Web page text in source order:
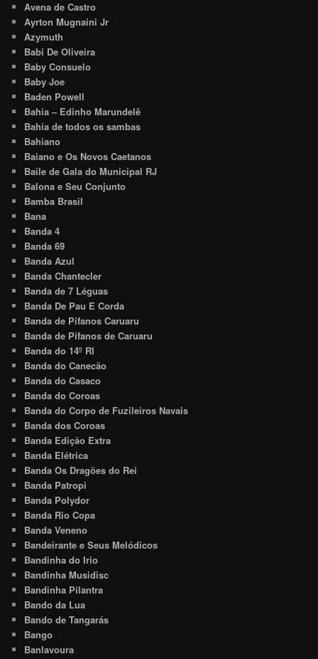
Avena de Castro
Ayrton Mugnaini Jr
Azymuth
Babi De Oliveira
Baby Consuelo
Baby Joe
Baden Powell
Bahia – Edinho Marundelê
Bahia de todos os sambas
Bahiano
Baiano e Os Novos Caetanos
Baile de Gala do Municipal RJ
Balona e Seu Conjunto
Bamba Brasil
Bana
Banda 4
Banda 69
Banda Azul
Banda Chantecler
Banda de 7 Léguas
Banda De Pau E Corda
Banda de Pífanos Caruaru
Banda de Pífanos de Caruaru
Banda do 14º RI
Banda do Canecão
Banda do Casaco
Banda do Coroas
Banda do Corpo de Fuzileiros Navais
Banda dos Coroas
Banda Edição Extra
Banda Elétrica
Banda Os Dragões do Rei
Banda Patropi
Banda Polydor
Banda Rio Copa
Banda Veneno
Bandeirante e Seus Melódicos
Bandinha do Irio
Bandinha Musidisc
Bandinha Pilantra
Bando da Lua
Bando de Tangarás
Bango
Banlavoura